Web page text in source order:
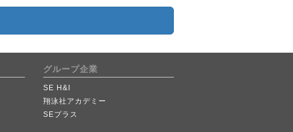
グループ企業
SE H&I
翔泳社アカデミー
SEプラス